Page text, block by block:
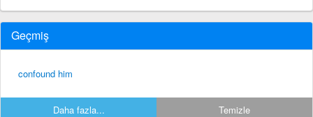
Geçmiş
confound him
Daha fazla... Temizle